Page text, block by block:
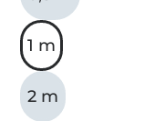
1 m
2 m